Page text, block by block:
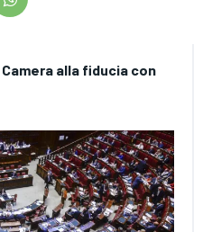
alla fiducia con